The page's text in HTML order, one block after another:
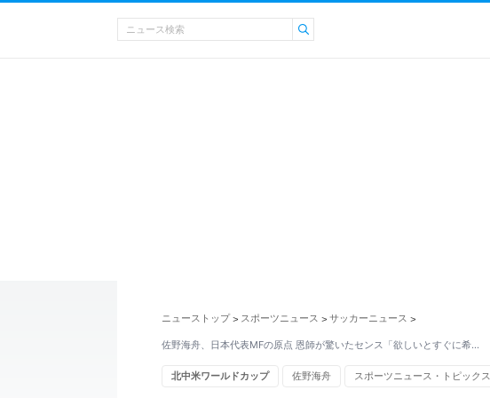
ニューストップ > スポーツニュース > サッカーニュース >
佐野海舟、日本代表MFの原点 恩師が驚いたセンス「欲しいとすぐに希…
北中米ワールドカップ 佐野海舟 スポーツニュース・トピックス